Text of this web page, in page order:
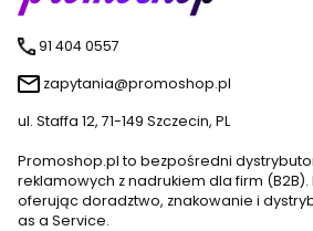
91 404 0557
zapytania@promoshop.pl
ul. Staffa 12, 71-149 Szczecin, PL
Promoshop.pl to bezpośredni
reklamowych z nadrukiem dla firm (B2B).
oferując doradztwo, znakowanie i
as a Service.